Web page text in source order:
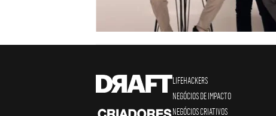
LIFEHACKERS
NEGÓCIOS DE IMPACTO
NEGÓCIOS CRIATIVOS